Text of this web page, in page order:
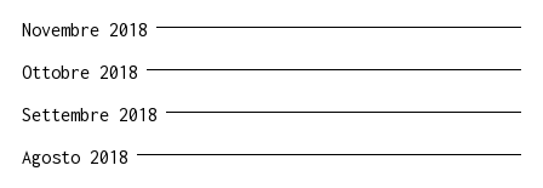
Novembre 2018
Ottobre 2018
Settembre 2018
Agosto 2018